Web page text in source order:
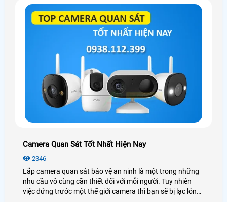
Camera Quan Sát Tốt Nhất Hiện Nay
2346
Lắp camera quan sát bảo vệ an ninh là một trong những
nhu cầu vô cùng cần thiết đối với mỗi người. Tuy nhiên
việc đứng trước một thế giới camera thì bạn sẽ bị lạc lỏng,